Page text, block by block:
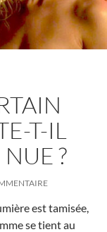
T-IL
?
est tamisée,
se tient au